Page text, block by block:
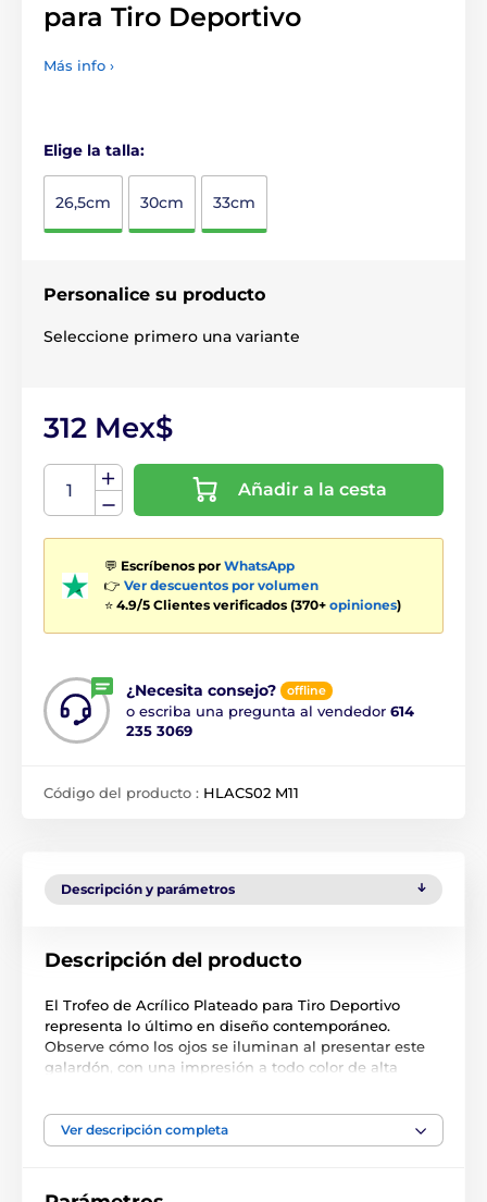
para Tiro Deportivo
Más info ›
Elige la talla:
26,5cm 30cm 33cm
Personalice su producto
Seleccione primero una variante
312 Mex$
Añadir a la cesta
💬 Escríbenos por WhatsApp
👉 Ver descuentos por volumen
⭐ 4.9/5 Clientes verificados (370+ opiniones)
¿Necesita consejo? offline
o escriba una pregunta al vendedor 614
235 3069
Código del producto : HLACS02 M11
Descripción y parámetros
Descripción del producto
El Trofeo de Acrílico Plateado para Tiro Deportivo
representa lo último en diseño contemporáneo.
Observe cómo los ojos se iluminan al presentar este
galardón, con una impresión a todo color de alta
plástico plateado, que a su vez está montada sobre
una base de mármol negro.
Ver descripción completa